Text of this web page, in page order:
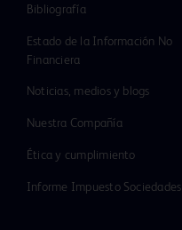
Bibliografía
Estado de la Información No
Financiera
Noticias, medios y blogs
Nuestra Compañía
Ética y cumplimiento
Informe Impuesto Sociedades